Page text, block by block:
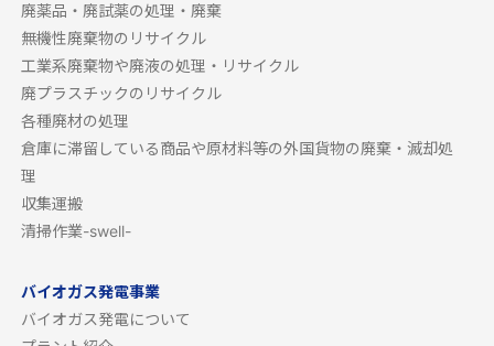
廃薬品・廃試薬の処理・廃棄
無機性廃棄物のリサイクル
工業系廃棄物や廃液の処理・リサイクル
廃プラスチックのリサイクル
各種廃材の処理
倉庫に滞留している商品や原材料等の外国貨物の廃棄・滅却処
理
収集運搬
清掃作業-swell-
バイオガス発電事業
バイオガス発電について